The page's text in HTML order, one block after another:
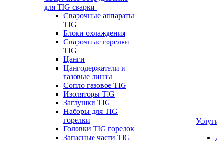
для TIG сварки
Сварочные аппараты
TIG
Блоки охлаждения
Сварочные горелки
TIG
Цанги
Цангодержатели и
газовые линзы
Сопло газовое TIG
Изоляторы TIG
Заглушки TIG
Наборы для TIG
горелки
Головки TIG горелок
Запасные части TIG